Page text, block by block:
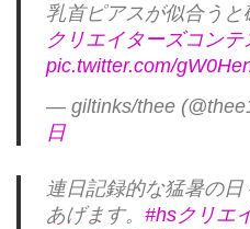
乳首ピアスが似合う
クリエイターズコンテ
pic.twitter.com/
— giltinks/thee
日
連日記録的な猛暑の
あげます。 #hsクリエ